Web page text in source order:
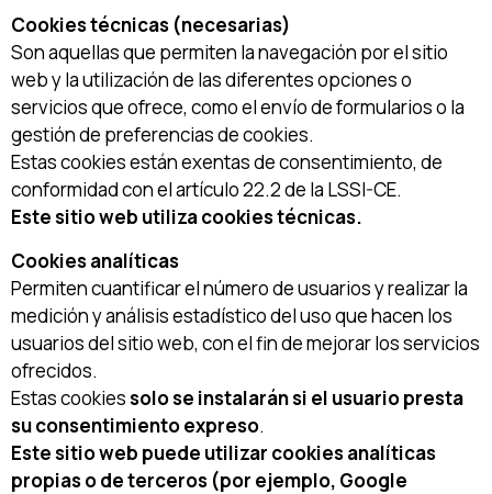
Cookies técnicas (necesarias)
Son aquellas que permiten la navegación por el sitio
web y la utilización de las diferentes opciones o
servicios que ofrece, como el envío de formularios o la
gestión de preferencias de cookies.
Estas cookies están exentas de consentimiento, de
conformidad con el artículo 22.2 de la LSSI-CE.
Este sitio web utiliza cookies técnicas.
Cookies analíticas
Permiten cuantificar el número de usuarios y realizar la
medición y análisis estadístico del uso que hacen los
usuarios del sitio web, con el fin de mejorar los servicios
ofrecidos.
Estas cookiessolo se instalarán si el usuario presta
su consentimiento expreso.
Este sitio web puede utilizar cookies analíticas
propias o de terceros (por ejemplo, Google